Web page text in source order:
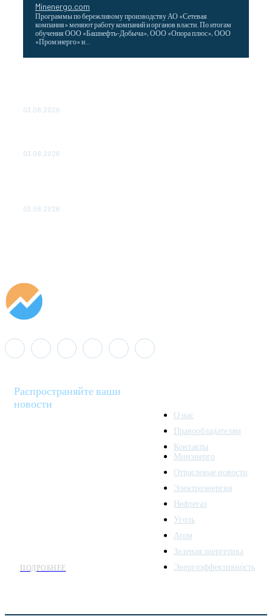
Minenergo.com
Программы по бережливому производству АО «Сетевая
компания» меняют работу компаний и органов власти. По итогам
обучения ООО «Башнефть-Добыча», ООО «Опора плюс», ООО
«Промэнерго» и...
03.08.2026
03.08.2026
03.08.2026
Распространяйте ваши
новости
ПОДРОБНЕЕ
О нас
Правообладателям
Контакты
Минэнерго
Отраслевые новости
Электроэнергия
Нефтегаз
Уголь
Атом
Зеленая энергетика
Энергоэффективность